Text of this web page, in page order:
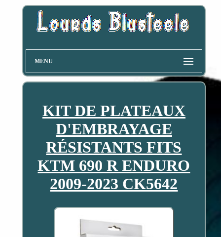
MENU
KIT DE PLATEAUX
D'EMBRAYAGE
RÉSISTANTS FITS
KTM 690 R ENDURO
2009-2023 CK5642